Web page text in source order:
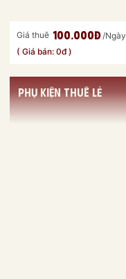
Giá thuê 100.000đ/Ngày
( Giá bán: 0đ )
Phụ kiện thuê lẻ